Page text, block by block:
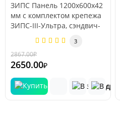
ЗИПС Панель 1200х600х42
мм с комплектом крепежа
ЗИПС-III-Ультра, сэндвич-
панель 1200х600х42 мм (0..
3
2867.00₽
2650.00₽